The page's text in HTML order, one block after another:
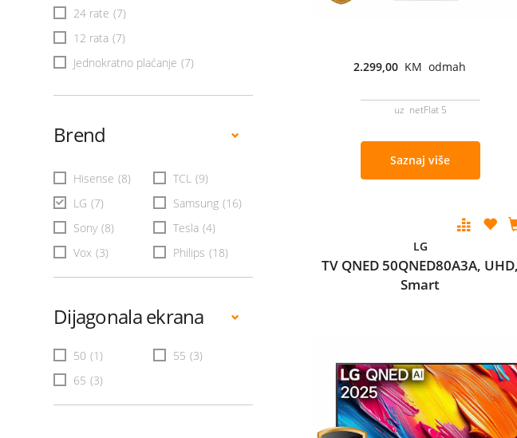
24 rate (7)
12 rata (7)
Jednokratno plaćanje (7)
Brend
Hisense (8) TCL (9)
LG (7) Samsung (16)
Sony (8) Tesla (4)
Vox (3) Philips (18)
Dijagonala ekrana
50 (1) 55 (3)
65 (3)
2.299,00 KM odmah
uz netFlat 5
Saznaj više
LG
TV QNED 50QNED80A3A, UHD,
Smart